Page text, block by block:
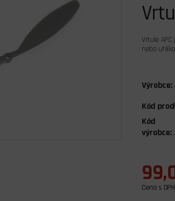
Vrtule
nebo
Výrobce:
Kód
Kód
výrobce:
Cena s DPH